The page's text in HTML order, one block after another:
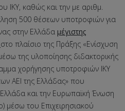
ΙΚΥ, καθώς και την με αριθμ.
500 θέσεων υποτροφιών για
στην Ελλάδα μέγιστης
στο πλαίσιο της Πράξης «Ενίσχυση
της υλοποίησης διδακτορικής
χορήγησης υποτροφιών ΙΚΥ
ΑΕΙ της Ελλάδας» που
και την Ευρωπαϊκή Ένωση
μέσω του Επιχειρησιακού